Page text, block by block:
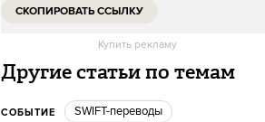
Купить рекламу
СКОПИРОВАТЬ ССЫЛКУ
Другие статьи по темам
СОБЫТИЕ SWIFT-переводы